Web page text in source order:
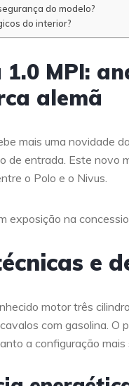
do modelo?
do interior?
MPI:
alemã
mais uma novidade
de entrada. Este novo
o Polo e o Nivus.
e
motor três
com gasolina. O
a configuração